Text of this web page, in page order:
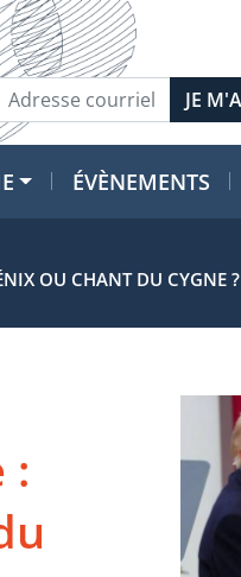
ÉVÈNEMENTS
OU CHANT DU CYGNE ?
: